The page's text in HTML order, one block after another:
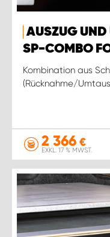
AUSZUG UND
SP-COMBO
Kombination aus
(Rücknahme/
2 366 €
EXKL. 17 % MWST.